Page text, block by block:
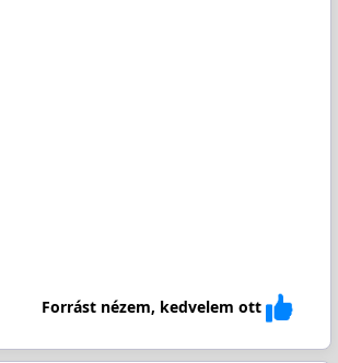
Forrást nézem, kedvelem ott